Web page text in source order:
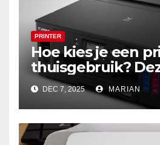
PRINTER
Hoe kies je een
thuisgebruik?
draadloze
zuinig en
DEC 7, 2025 MARIAN